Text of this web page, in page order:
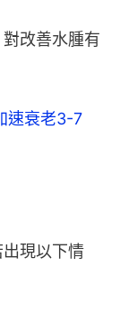
改善水腫有
速衰老3-7
現以下情